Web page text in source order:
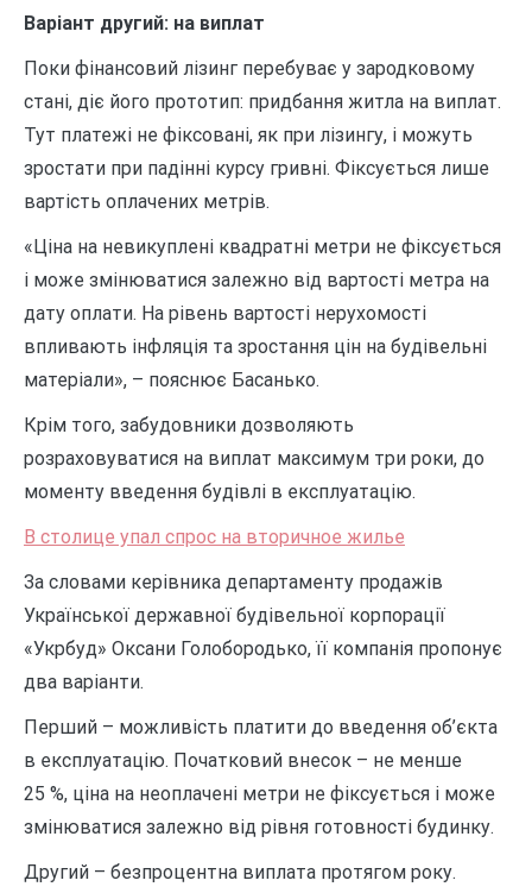
Варіант другий: на виплат
Поки фінансовий лізинг перебуває у зародковому
стані, діє його прототип: придбання житла на виплат.
Тут платежі не фіксовані, як при лізингу, і можуть
зростати при падінні курсу гривні. Фіксується лише
вартість оплачених метрів.
«Ціна на невикуплені квадратні метри не фіксується
і може змінюватися залежно від вартості метра на
дату оплати. На рівень вартості нерухомості
впливають інфляція та зростання цін на будівельні
матеріали», – пояснює Басанько.
Крім того, забудовники дозволяють
розраховуватися на виплат максимум три роки, до
моменту введення будівлі в експлуатацію.
В столице упал спрос на вторичное жилье
За словами керівника департаменту продажів
Української державної будівельної корпорації
«Укрбуд» Оксани Голобородько, її компанія пропонує
два варіанти.
Перший – можливість платити до введення об’єкта
в експлуатацію. Початковий внесок – не менше
25 %, ціна на неоплачені метри не фіксується і може
змінюватися залежно від рівня готовності будинку.
Другий – безпроцентна виплата протягом року.